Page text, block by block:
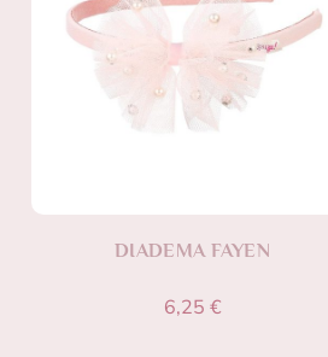
DIADEMA FAYEN
6,25 €